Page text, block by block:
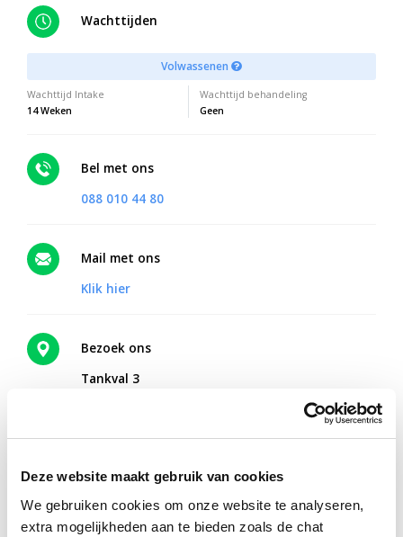
Deze website maakt gebruik van cookies
We gebruiken cookies om onze website te analyseren,
extra mogelijkheden aan te bieden zoals de chat
Wachttijden
Volwassenen
Wachttijd Intake
Wachttijd behandeling
14 Weken
Geen
Bel met ons
088 010 44 80
Mail met ons
Klik hier
Bezoek ons
Tankval 3
Online therapie vanuit huis?